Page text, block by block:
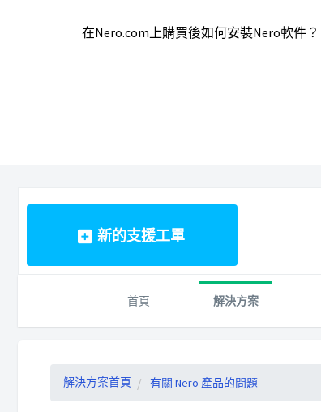
在Nero.com上購買後如何安裝Nero軟件？
新的支援工單
首頁 解決方案
解決方案首頁 有關 Nero 產品的問題